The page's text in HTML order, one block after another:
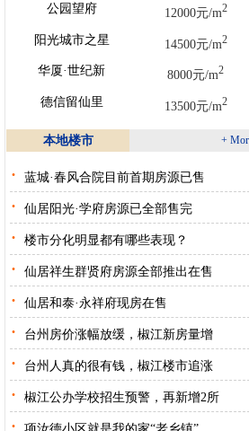
公园望府 12000元/m2
阳光城市之星 14500元/m2
华厦·世纪新 8000元/m2
德信留仙里 13500元/m2
本地楼市 +
· 蓝城·春风合院目前首期房源已售
· 仙居阳光·学府房源已全部售完
· 楼市分化明显都有哪些表现？
· 仙居祥生群贤府房源全部推出在售
· 仙居和泰·永祥府现房在售
· 台州房价涨幅放缓，椒江新房量增
· 台州人真的很有钱，椒江楼市追涨
· 椒江公办学校招生预警，再新增2所
·